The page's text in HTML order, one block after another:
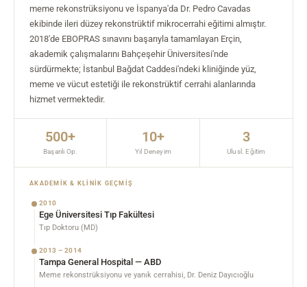
meme rekonstrüksiyonu ve İspanya'da Dr. Pedro Cavadas
ekibinde ileri düzey rekonstrüktif mikrocerrahi eğitimi almıştır.
2018'de EBOPRAS sınavını başarıyla tamamlayan Erçin,
akademik çalışmalarını Bahçeşehir Üniversitesi'nde
sürdürmekte; İstanbul Bağdat Caddesi'ndeki kliniğinde yüz,
meme ve vücut estetiği ile rekonstrüktif cerrahi alanlarında
hizmet vermektedir.
500+
Başarılı Op.
10+
Yıl Deneyim
3
Ulusl. Eğitim
AKADEMIK & KLINIK GEÇMIŞ
2010
Ege Üniversitesi Tıp Fakültesi
Tıp Doktoru (MD)
2013 – 2014
Tampa General Hospital — ABD
Meme rekonstrüksiyonu ve yanık cerrahisi, Dr. Deniz Dayıcıoğlu